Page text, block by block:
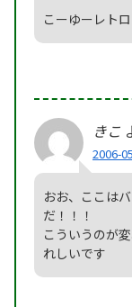
こーゆーレト
きこ
2006-
おお、ここは
だ！！！
こういうのが
れしいです